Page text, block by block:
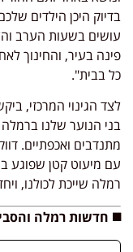
בדיוק היכן הילדים
עושים בשעות הערב
פינה בעיר, והחינוך
כל בבית".
לצד הגינוי המרכזי,
בני הנוער שלנו
מתנדבים ואכפתיים.
עם מיעוט קטן שפוגע
רמלה שייכת לכולנו,
◼️ חדשות רמלה